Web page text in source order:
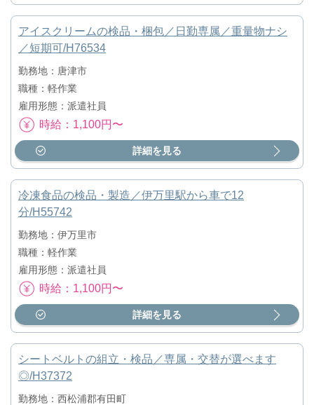
アイスクリームの検品・梱包／日勤専属／重量物ナシ
／短期可/H76534
勤務地：唐津市
職種：軽作業
雇用形態：派遣社員
時給：1,100円〜
詳細を見る
冷凍食品の検品・製造／伊万里駅から車で12
分/H55742
勤務地：伊万里市
職種：軽作業
雇用形態：派遣社員
時給：1,100円〜
詳細を見る
シートベルトの組立・検品／専属・交替が選べます
◎/H37372
勤務地：西松浦郡有田町